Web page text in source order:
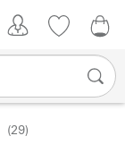
(29)